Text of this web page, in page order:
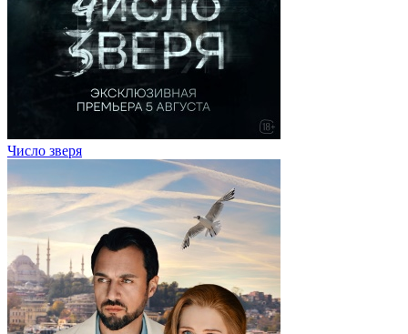
Число зверя